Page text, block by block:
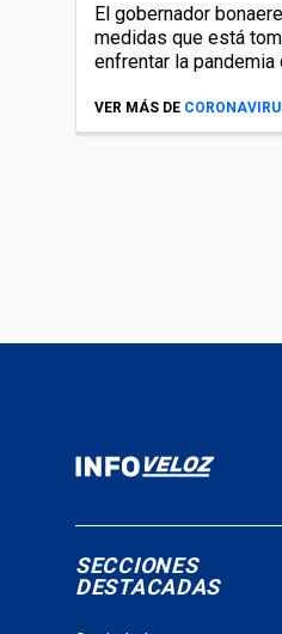
El gobernador
medidas que está
enfrentar la pandemia
VER MÁS DE
SECCIONES
DESTACADAS